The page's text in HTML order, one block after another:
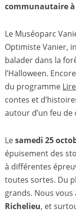
communautaire
Le Muséoparc
Optimiste Vanier,
balader dans la
l’Halloween.
du programme
contes et
autour d’un feu de
Lesamedi 25
épuisement des
à différentes
toutes sortes. Du
grands. Nous
Richelieu, et